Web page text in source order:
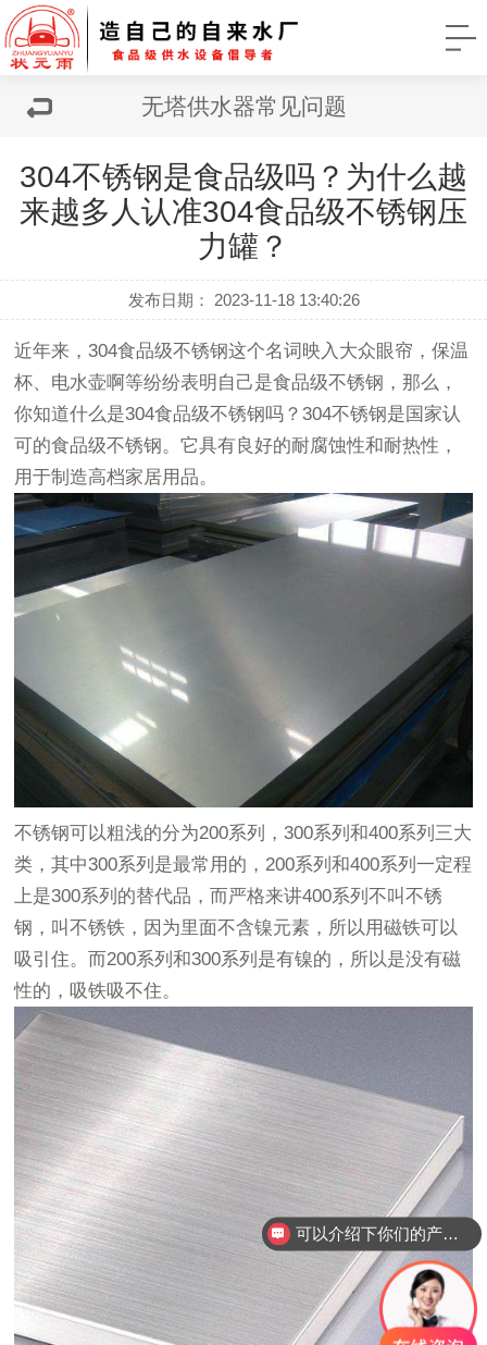
无塔供水器常见问题
304不锈钢是食品级吗？为什么越
来越多人认准304食品级不锈钢压
力罐？
发布日期： 2023-11-18 13:40:26
近年来，304食品级不锈钢这个名词映入大众眼帘，保温
杯、电水壶啊等纷纷表明自己是食品级不锈钢，那么，
你知道什么是304食品级不锈钢吗？304不锈钢是国家认
可的食品级不锈钢。它具有良好的耐腐蚀性和耐热性，
用于制造高档家居用品。
不锈钢可以粗浅的分为200系列，300系列和400系列三大
类，其中300系列是最常用的，200系列和400系列一定程
上是300系列的替代品，而严格来讲400系列不叫不锈
钢，叫不锈铁，因为里面不含镍元素，所以用磁铁可以
吸引住。而200系列和300系列是有镍的，所以是没有磁
性的，吸铁吸不住。
可以介绍下你们的产品么？